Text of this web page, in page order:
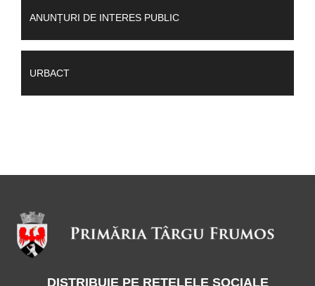
ANUNȚURI DE INTERES PUBLIC
URBACT
DISTRIBUIE PE REȚELELE SOCIALE